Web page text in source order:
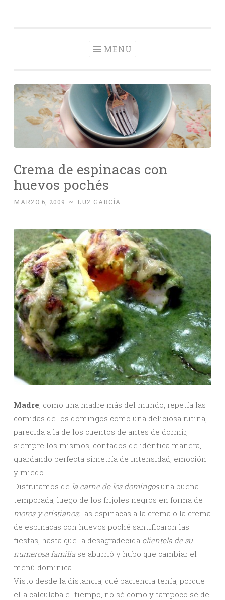
MENU
Crema de espinacas con
huevos pochés
MARZO 6, 2009 ~ LUZ GARCÍA
Madre , como una madre más del mundo, repetía las
comidas de los domingos como una deliciosa rutina,
parecida a la de los cuentos de antes de dormir,
siempre los mismos, contados de idéntica manera,
guardando perfecta simetría de intensidad, emoción
y miedo.
Disfrutamos de la carne de los domingosuna buena
temporada; luego de los frijoles negros en forma de
moros y cristianos;las espinacas a la crema o la crema
de espinacas con huevos poché santificaron las
fiestas, hasta que la desagradecida clientela de su
numerosa familia se aburrió y hubo que cambiar el
menú dominical.
Visto desde la distancia, qué paciencia tenía, porque
ella calculaba el tiempo, no sé cómo y tampoco sé de